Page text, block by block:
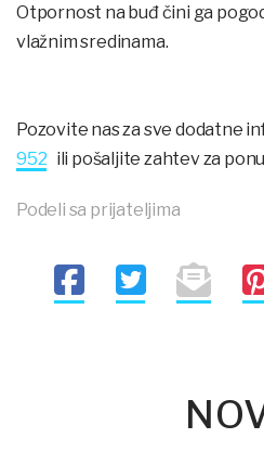
Otpornost na buđ čini ga
vlažnim sredinama.
Pozovite nas za sve dodatne
952 ili pošaljite zahtev za
Podeli sa prijateljima